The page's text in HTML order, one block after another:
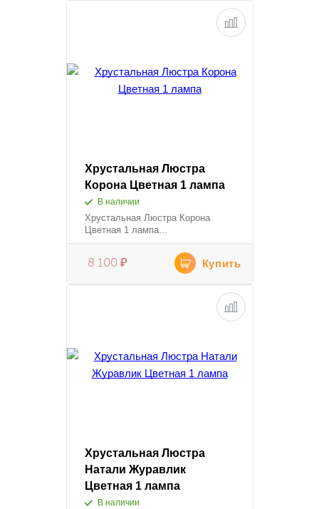
Хрустальная Люстра
Корона Цветная 1 лампа
В наличии
Хрустальная Люстра Корона
Цветная 1 лампа...
8 100 ₽ Купить
Хрустальная Люстра
Натали Журавлик
Цветная 1 лампа
В наличии